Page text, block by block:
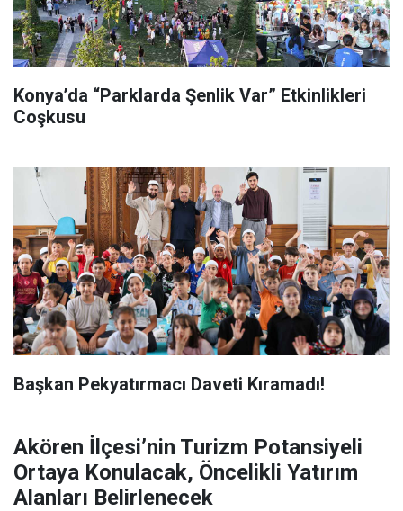
Konya’da “Parklarda Şenlik Var” Etkinlikleri
Coşkusu
Başkan Pekyatırmacı Daveti Kıramadı!
Akören İlçesi’nin Turizm Potansiyeli
Ortaya Konulacak, Öncelikli Yatırım
Alanları Belirlenecek